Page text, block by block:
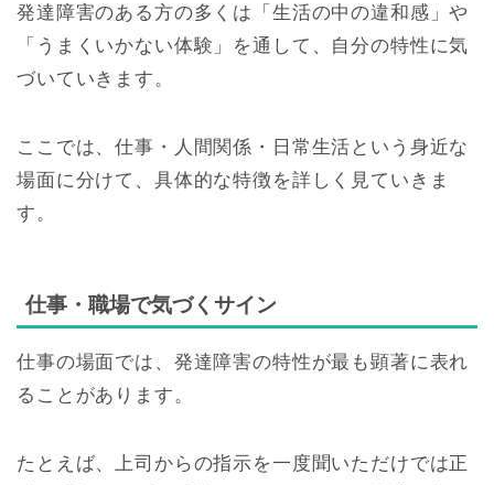
発達障害のある方の多くは「生活の中の違和感」や
「うまくいかない体験」を通して、自分の特性に気
づいていきます。
ここでは、仕事・人間関係・日常生活という身近な
場面に分けて、具体的な特徴を詳しく見ていきま
す。
仕事・職場で気づくサイン
仕事の場面では、発達障害の特性が最も顕著に表れ
ることがあります。
たとえば、上司からの指示を一度聞いただけでは正